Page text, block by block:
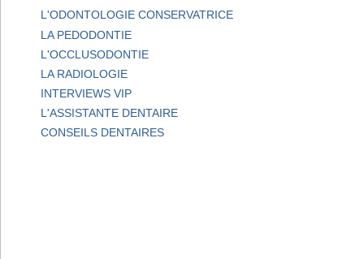
L'ODONTOLOGIE CONSERVATRICE
LA PEDODONTIE
L'OCCLUSODONTIE
LA RADIOLOGIE
INTERVIEWS VIP
L'ASSISTANTE DENTAIRE
CONSEILS DENTAIRES